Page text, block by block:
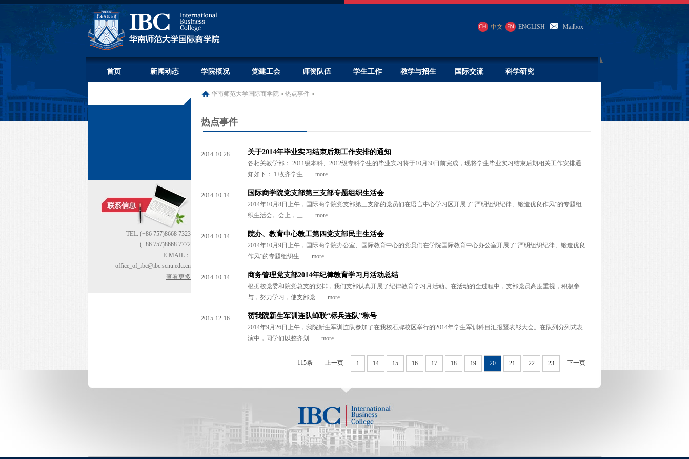
中文 ENGLISH Mailbox
首页 新闻动态 学院概况 党建工会 师资队伍 学生工作 教学与招生 国际交流 科学研究
TEL: (+86 757)8668 7323
(+86 757)8668 7772
E-MAIL：
office_of_ibc@ibc.scnu.edu.cn
查看更多
华南师范大学国际商学院 » 热点事件 »
热点事件
2014-10-28 关于2014年毕业实习结束后期工作安排的通知
各相关教学部： 2011级本科、2012级专科学生的毕业实习将于10月30日前完成，现将学生毕业实习结束后期相关工作安排通
知如下： 1 收齐学生……more
2014-10-14 国际商学院党支部第三支部专题组织生活会
2014年10月8日上午，国际商学院党支部第三支部的党员们在语言中心学习区开展了“严明组织纪律、锻造优良作风”的专题组
织生活会。会上，三……more
2014-10-14 院办、教育中心教工第四党支部民主生活会
2014年10月9日上午，国际商学院办公室、国际教育中心的党员们在学院国际教育中心办公室开展了“严明组织纪律、锻造优良
作风”的专题组织生……more
2014-10-14 商务管理党支部2014年纪律教育学习月活动总结
根据校党委和院党总支的安排，我们支部认真开展了纪律教育学习月活动。在活动的全过程中，支部党员高度重视，积极参
与，努力学习，使支部党……more
2015-12-16 贺我院新生军训连队蝉联“标兵连队”称号
2014年9月26日上午，我院新生军训连队参加了在我校石牌校区举行的2014年学生军训科目汇报暨表彰大会。在队列分列式表
演中，同学们以整齐划……more
115条 上一页 1 ..
14 15 16 17 18 19 20 21 22 23 下一页